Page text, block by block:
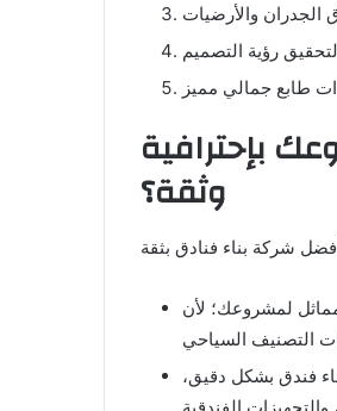
بإحترافية
وثقة؟
لمشروعك؛ لأن
فندق بشكل دقيق،